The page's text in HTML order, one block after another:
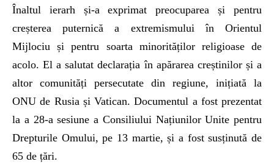
Înaltul ierarh și-a exprimat preocuparea și pentru
creșterea puternică a extremismului în Orientul
Mijlociu și pentru soarta minorităților religioase de
acolo. El a salutat declarația în apărarea creștinilor și a
altor comunități persecutate din regiune, inițiată la
ONU de Rusia și Vatican. Documentul a fost prezentat
la a 28-a sesiune a Consiliului Națiunilor Unite pentru
Drepturile Omului, pe 13 martie, și a fost susținută de
65 de țări.